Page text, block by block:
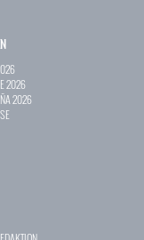
2026
2026